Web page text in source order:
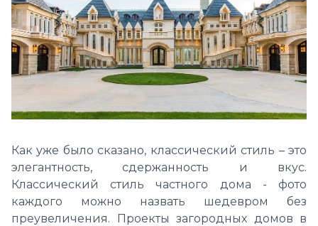
Как уже было сказано, классический стиль – это
элегантность, сдержанность и вкус.
Классический стиль частного дома - фото
каждого можно назвать шедевром без
преувеличения. Проекты загородных домов в